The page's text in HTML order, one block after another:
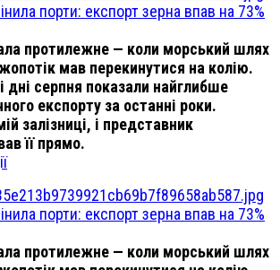
порти: експорт зерна впав на 73%
протилежне — коли морський шлях
мав перекинутися на колію.
дні серпня показали найглибше
експорту за останні роки.
залізниці, і представник
її прямо.
порти: експорт зерна впав на 73%
протилежне — коли морський шлях